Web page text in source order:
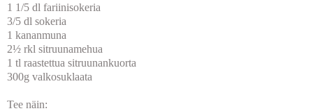
1 1/5 dl fariinisokeria
3/5 dl sokeria
1 kananmuna
2½ rkl sitruunamehua
1 tl raastettua sitruunankuorta
300g valkosuklaata
Tee näin: